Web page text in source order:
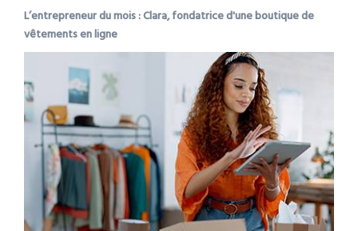
L’entrepreneur du mois : Clara, fondatrice d'une boutique de
vêtements en ligne